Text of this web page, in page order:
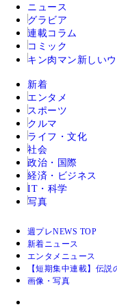
ニュース
グラビア
連載コラム
コミック
キン肉マン 新しい
新着
エンタメ
スポーツ
クルマ
ライフ・文化
社会
政治・国際
経済・ビジネス
IT・科学
写真
週プレNEWS TOP
新着ニュース
エンタメニュース
【短期集中連載】伝
画像・写真